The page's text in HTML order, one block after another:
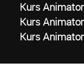
Kurs
Kurs
Kurs